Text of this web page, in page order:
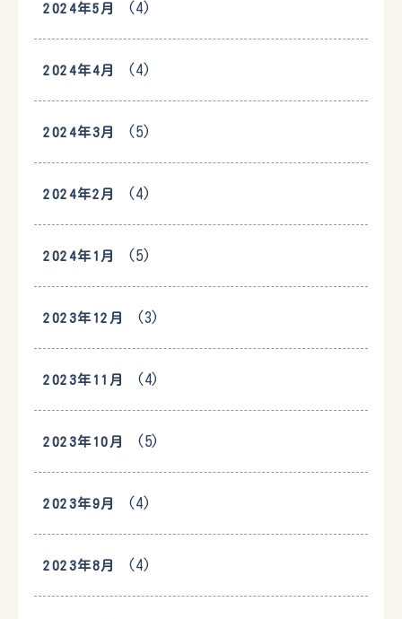
2024年5月 (4)
2024年4月 (4)
2024年3月 (5)
2024年2月 (4)
2024年1月 (5)
2023年12月 (3)
2023年11月 (4)
2023年10月 (5)
2023年9月 (4)
2023年8月 (4)